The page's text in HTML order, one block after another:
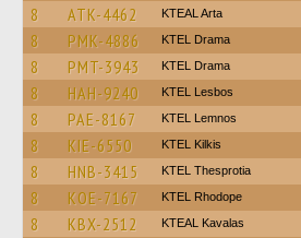
8 ATK-4462 KTEAL Arta
8 PMK-4886 KTEL Drama
8 PMT-3943 KTEL Drama
8 HAH-9240 KTEL Lesbos
8 PAE-8167 KTEL Lemnos
8 KIE-6550 KTEL Kilkis
8 HNB-3415 KTEL Thesprotia
8 KOE-7167 KTEL Rhodope
8 KBX-2512 KTEAL Kavalas